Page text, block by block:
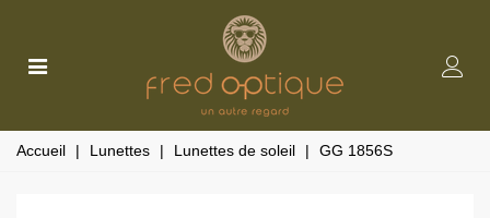
Accueil | Lunettes | Lunettes de soleil | GG 1856S